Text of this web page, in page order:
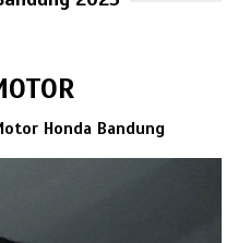
Honda Bandung